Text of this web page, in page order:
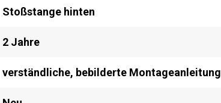
Stoßstange hinten
2 Jahre
verständliche, bebilderte Montageanleitung